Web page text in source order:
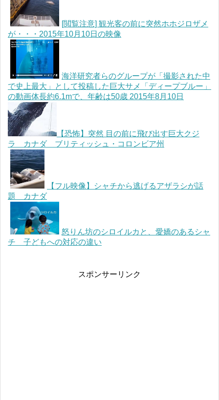
[閲覧注意] 観光客の前に突然ホホジロザメ
が・・・2015年10月10日の映像
海洋研究者らのグループが「撮影された中
で史上最大」として投稿した巨大サメ「ディープブルー」
の動画体長約6.1mで、年齢は50歳 2015年8月10日
【恐怖】突然 目の前に飛び出す巨大クジ
ラ カナダ ブリティッシュ・コロンビア州
【フル映像】シャチから逃げるアザラシが話
題 カナダ
怒りん坊のシロイルカと、愛嬌のあるシャ
チ 子どもへの対応の違い
スポンサーリンク